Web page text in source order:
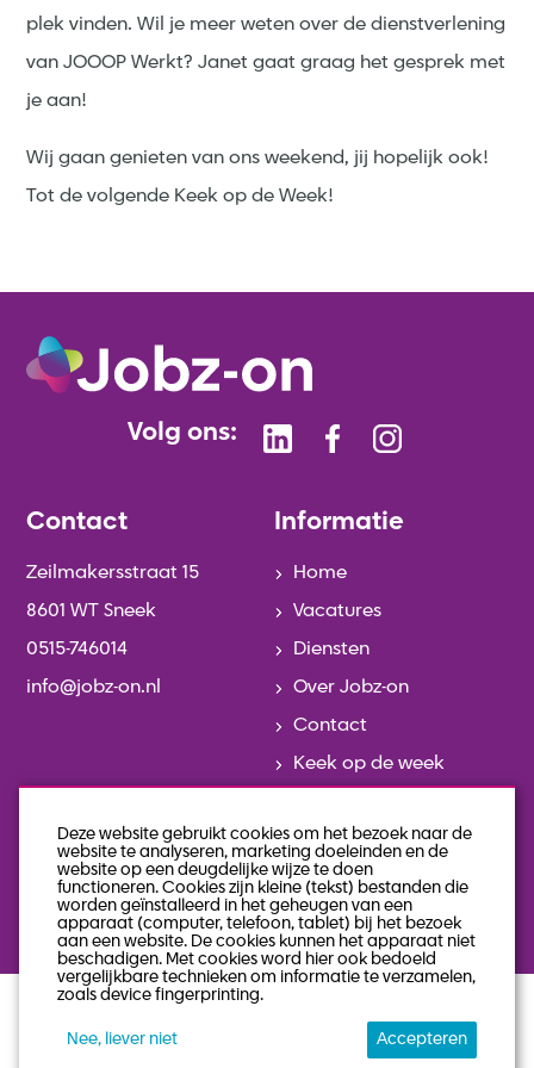
plek vinden. Wil je meer weten over de dienstverlening
van JOOOP Werkt? Janet gaat graag het gesprek met
je aan!
Wij gaan genieten van ons weekend, jij hopelijk ook!
Tot de volgende Keek op de Week!
Volg ons:
Contact
Zeilmakersstraat 15
8601 WT Sneek
0515-746014
info@jobz-on.nl
Informatie
Home
Vacatures
Diensten
Over Jobz-on
Contact
Keek op de week
Team
Geschiedenis
Veelgestelde vragen
privacy statement
algemene voorwaarden
Deze website gebruikt cookies om het bezoek naar de
website te analyseren, marketing doeleinden en de
website op een deugdelijke wijze te doen
functioneren. Cookies zijn kleine (tekst) bestanden die
worden geïnstalleerd in het geheugen van een
apparaat (computer, telefoon, tablet) bij het bezoek
aan een website. De cookies kunnen het apparaat niet
beschadigen. Met cookies word hier ook bedoeld
vergelijkbare technieken om informatie te verzamelen,
zoals device fingerprinting.
Nee, liever niet Accepteren